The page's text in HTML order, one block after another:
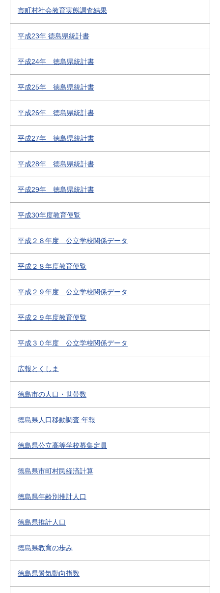
市町村社会教育実態調査結果
平成23年 徳島県統計書
平成24年 徳島県統計書
平成25年 徳島県統計書
平成26年 徳島県統計書
平成27年 徳島県統計書
平成28年 徳島県統計書
平成29年 徳島県統計書
平成30年度教育便覧
平成２８年度 公立学校関係データ
平成２８年度教育便覧
平成２９年度 公立学校関係データ
平成２９年度教育便覧
平成３０年度 公立学校関係データ
広報とくしま
徳島市の人口・世帯数
徳島県人口移動調査 年報
徳島県公立高等学校募集定員
徳島県市町村民経済計算
徳島県年齢別推計人口
徳島県推計人口
徳島県教育の歩み
徳島県景気動向指数